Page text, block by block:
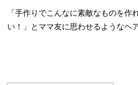
「手作りでこんなに素敵なものを作
い！」とママ友に思わせるようなヘ